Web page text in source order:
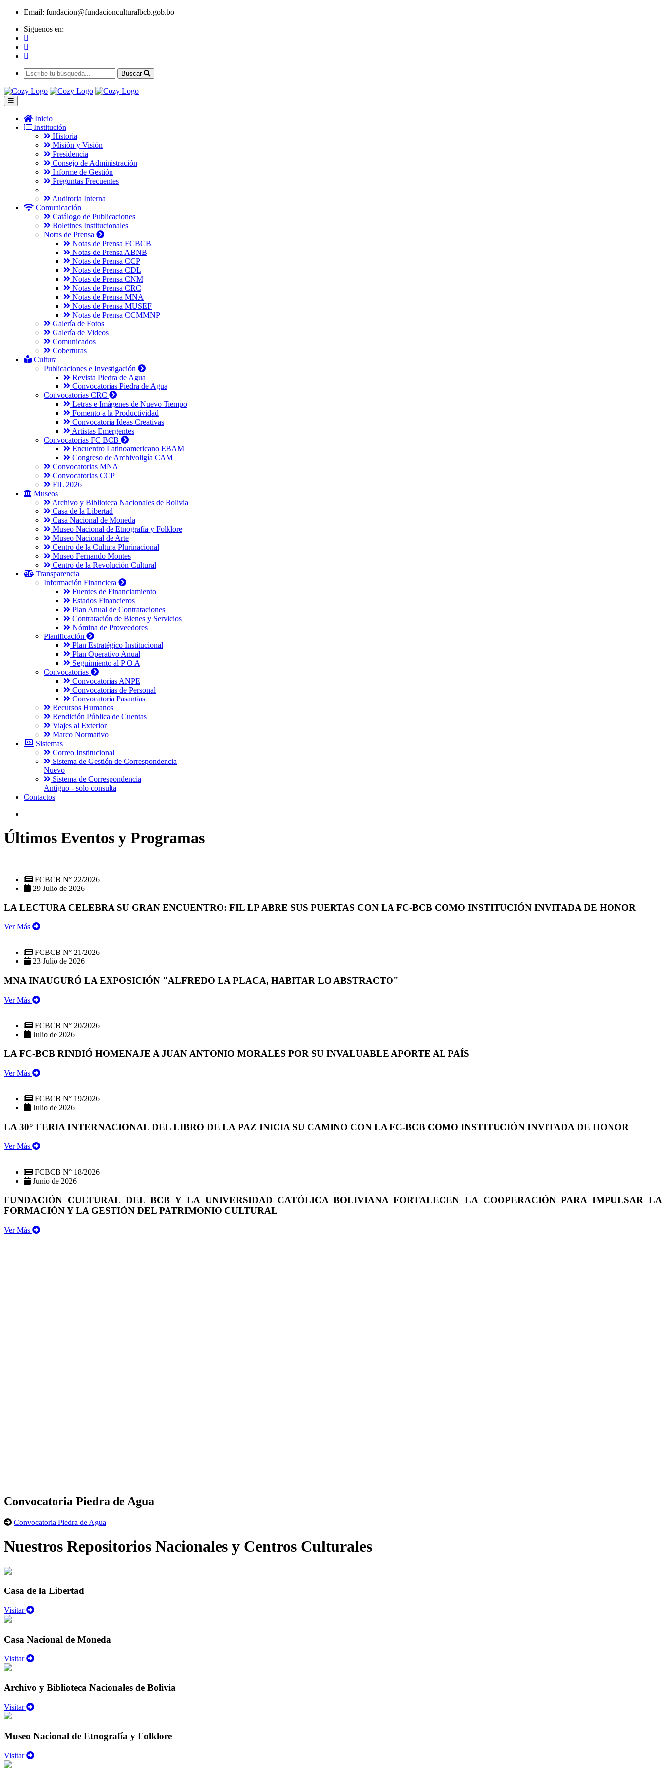
Email: fundacion@fundacionculturalbcb.gob.bo
Siguenos en:
Buscar
Inicio
Institución
Historia
Misión y Visión
Presidencia
Consejo de Administración
Informe de Gestión
Preguntas Frecuentes
Auditoria Interna
Comunicación
Catálogo de Publicaciones
Boletines Institucionales
Notas de Prensa
Notas de Prensa FCBCB
Notas de Prensa ABNB
Notas de Prensa CCP
Notas de Prensa CDL
Notas de Prensa CNM
Notas de Prensa CRC
Notas de Prensa MNA
Notas de Prensa MUSEF
Notas de Prensa CCMMNP
Galería de Fotos
Galería de Videos
Comunicados
Coberturas
Cultura
Publicaciones e Investigación
Revista Piedra de Agua
Convocatorias Piedra de Agua
Convocatorias CRC
Letras e Imágenes de Nuevo Tiempo
Fomento a la Productividad
Convocatoria Ideas Creativas
Artistas Emergentes
Convocatorias FC BCB
Encuentro Latinoamericano EBAM
Congreso de Archivoligía CAM
Convocatorias MNA
Convocatorias CCP
FIL 2026
Museos
Archivo y Biblioteca Nacionales de Bolivia
Casa de la Libertad
Casa Nacional de Moneda
Museo Nacional de Etnografía y Folklore
Museo Nacional de Arte
Centro de la Cultura Plurinacional
Museo Fernando Montes
Centro de la Revolución Cultural
Transparencia
Información Financiera
Fuentes de Financiamiento
Estados Financieros
Plan Anual de Contrataciones
Contratación de Bienes y Servicios
Nómina de Proveedores
Planificación
Plan Estratégico Institucional
Plan Operativo Anual
Seguimiento al P O A
Convocatorias
Convocatorias ANPE
Convocatorias de Personal
Convocatoria Pasantías
Recursos Humanos
Rendición Pública de Cuentas
Viajes al Exterior
Marco Normativo
Sistemas
Correo Institucional
Sistema de Gestión de Correspondencia
Nuevo
Sistema de Correspondencia
Antiguo - solo consulta
Contactos
Últimos Eventos y Programas
FCBCB N° 22/2026
29 Julio de 2026
LA LECTURA CELEBRA SU GRAN ENCUENTRO: FIL LP ABRE SUS PUERTAS CON LA FC-BCB COMO INSTITUCIÓN INVITADA DE HONOR
Ver Más
FCBCB N° 21/2026
23 Julio de 2026
MNA INAUGURÓ LA EXPOSICIÓN "ALFREDO LA PLACA, HABITAR LO ABSTRACTO"
Ver Más
FCBCB N° 20/2026
Julio de 2026
LA FC-BCB RINDIÓ HOMENAJE A JUAN ANTONIO MORALES POR SU INVALUABLE APORTE AL PAÍS
Ver Más
FCBCB N° 19/2026
Julio de 2026
LA 30° FERIA INTERNACIONAL DEL LIBRO DE LA PAZ INICIA SU CAMINO CON LA FC-BCB COMO INSTITUCIÓN INVITADA DE HONOR
Ver Más
FCBCB N° 18/2026
Junio de 2026
FUNDACIÓN CULTURAL DEL BCB Y LA UNIVERSIDAD CATÓLICA BOLIVIANA FORTALECEN LA COOPERACIÓN PARA IMPULSAR LA
FORMACIÓN Y LA GESTIÓN DEL PATRIMONIO CULTURAL
Ver Más
Convocatoria Piedra de Agua
Convocatoria Piedra de Agua
Nuestros Repositorios Nacionales y Centros Culturales
Casa de la Libertad
Visitar
Casa Nacional de Moneda
Visitar
Archivo y Biblioteca Nacionales de Bolivia
Visitar
Museo Nacional de Etnografía y Folklore
Visitar